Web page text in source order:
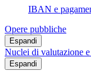
IBAN e
Opere pubbliche
Espandi
Nuclei di valutazione
Espandi